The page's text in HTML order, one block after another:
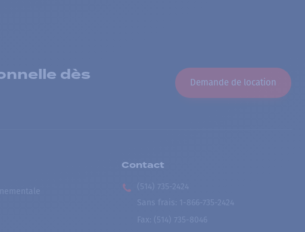
dès
Demande de location
Contact
(514) 735-2424
Sans frais
1-866-735-2424
Fax: (514) 735-8046